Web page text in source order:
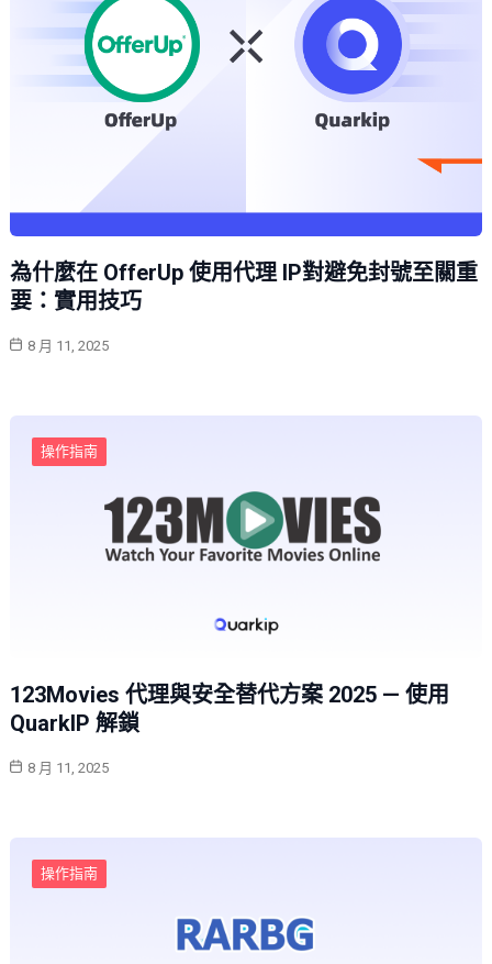
為什麼在 OfferUp 使用代理 IP對避免封號至關重
要：實用技巧
8 月 11, 2025
操作指南
123Movies 代理與安全替代方案 2025 — 使用
QuarkIP 解鎖
8 月 11, 2025
操作指南